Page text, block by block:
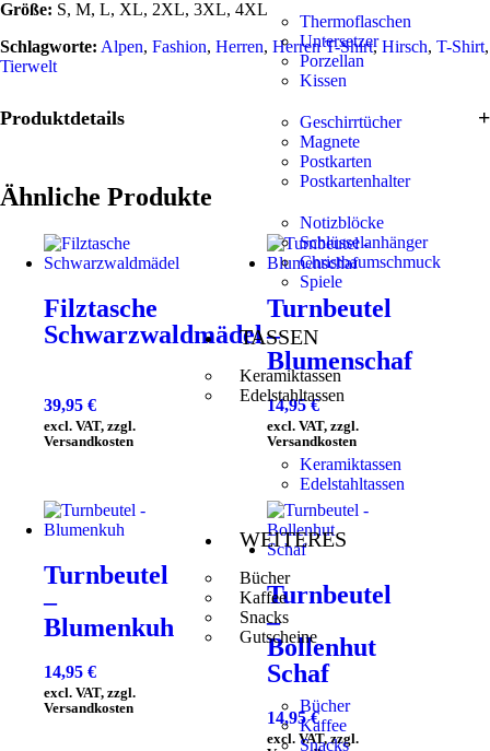
Thermoflaschen
Untersetzer
Porzellan
Kissen
Geschirrtücher
Magnete
Postkarten
Postkartenhalter
Notizblöcke
Schlüsselanhänger
Christbaumschmuck
Spiele
TASSEN
Keramiktassen
Edelstahltassen
Keramiktassen
Edelstahltassen
WEITERES
Bücher
Kaffee
Snacks
Gutscheine
Bücher
Kaffee
Snacks
Größe: S, M, L, XL, 2XL, 3XL, 4XL
Schlagworte: Alpen, Fashion, Herren, Herren T-Shirt,Hirsch, T-Shirt,
Tierwelt
Produktdetails
Ähnliche Produkte
Filztasche
Schwarzwaldmädel
39,95 €
excl. VAT, zzgl.
Versandkosten
Turnbeutel
–
Blumenschaf
14,95€
excl. VAT, zzgl.
Versandkosten
Turnbeutel
–
Blumenkuh
14,95 €
excl. VAT, zzgl.
Versandkosten
Turnbeutel
–
Bollenhut
Schaf
14,95€
excl. VAT, zzgl.